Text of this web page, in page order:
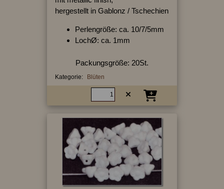
hergestellt in Gablonz / Tschechien
Perlengröße: ca. 10/7/5mm
LochØ: ca. 1mm
Packungsgröße: 20St.
Kategorie: Blüten